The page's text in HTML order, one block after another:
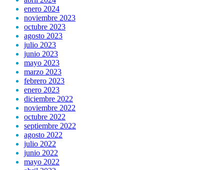
enero 2024
noviembre 2023
octubre 2023
agosto 2023
julio 2023
junio 2023
mayo 2023
marzo 2023
febrero 2023
enero 2023
diciembre 2022
noviembre 2022
octubre 2022
septiembre 2022
agosto 2022
julio 2022
junio 2022
mayo 2022